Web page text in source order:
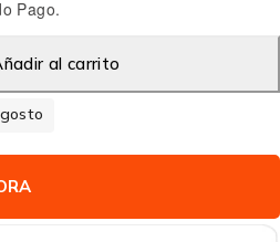
Pago.
al carrito